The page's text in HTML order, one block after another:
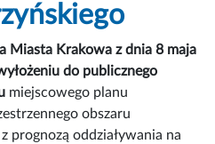
Miasta Krakowa z dnia 8 maja
do publicznego
miejscowego planu
obszaru
prognozą oddziaływania na